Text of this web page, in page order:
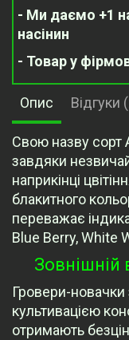
- Ми даємо +1
насінин
- Товар у
Опис Відгуки
Свою назву сорт
завдяки
наприкінці
блакитного
переважає
Blue Berry, White
Зовнішній
Гровери-новачки
культивацією
отримають